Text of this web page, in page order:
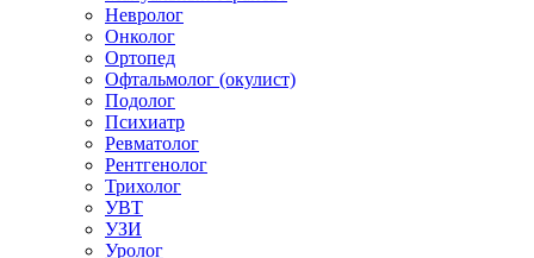
Невролог
Онколог
Ортопед
Офтальмолог (окулист)
Подолог
Психиатр
Ревматолог
Рентгенолог
Трихолог
УВТ
УЗИ
Уролог